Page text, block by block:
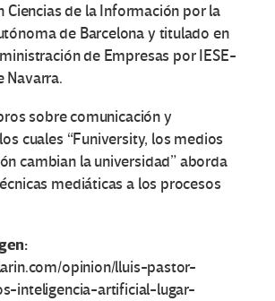
Ciencias de la Información por la
de Barcelona y titulado en
de Empresas por IESE-
Navarra.
sobre comunicación y
cuales “Funiversity, los medios
cambian la universidad” aborda
mediáticas a los procesos
opinion/lluis-pastor-
inteligencia-artificial-lugar-